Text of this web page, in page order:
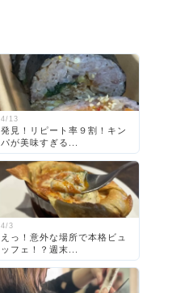
4/13
発見！リピート率９割！キン
パが美味すぎる...
4/3
えっ！意外な場所で本格ビュ
ッフェ！？週末...